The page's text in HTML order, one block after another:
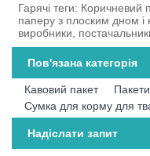
Гарячі теги: Коричневий
паперу з плоским дном
виробники,
Пов'язана категорія
Кавовий пакет
Сумка для корму для
Надіслати запит